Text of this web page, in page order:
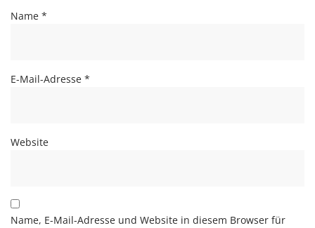
Name *
E-Mail-Adresse *
Website
Name, E-Mail-Adresse und Website in diesem Browser für